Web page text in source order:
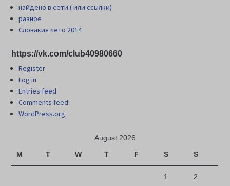
найдено в сети ( или ссылки)
разное
Словакия лето 2014
https://vk.com/club40980660
Register
Log in
Entries feed
Comments feed
WordPress.org
August 2026
M
T W T F S S
1
2